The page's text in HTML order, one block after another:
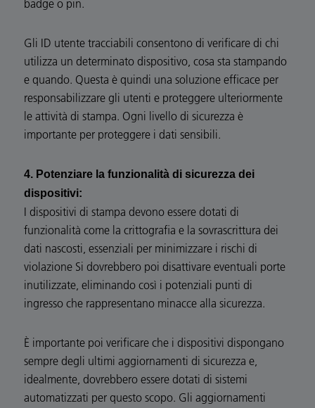
badge o pin.
Gli ID utente tracciabili consentono di verificare di chi
utilizza un determinato dispositivo, cosa sta stampando
e quando. Questa è quindi una soluzione efficace per
responsabilizzare gli utenti e proteggere ulteriormente
le attività di stampa. Ogni livello di sicurezza è
importante per proteggere i dati sensibili.
4. Potenziare la funzionalità di sicurezza dei
dispositivi:
I dispositivi di stampa devono essere dotati di
funzionalità come la crittografia e la sovrascrittura dei
dati nascosti, essenziali per minimizzare i rischi di
violazione Si dovrebbero poi disattivare eventuali porte
inutilizzate, eliminando così i potenziali punti di
ingresso che rappresentano minacce alla sicurezza.
È importante poi verificare che i dispositivi dispongano
sempre degli ultimi aggiornamenti di sicurezza e,
idealmente, dovrebbero essere dotati di sistemi
automatizzati per questo scopo. Gli aggiornamenti